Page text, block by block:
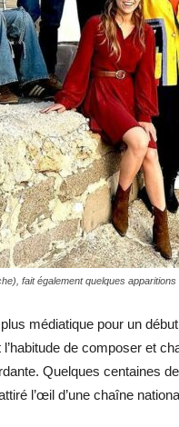
fait également quelques
médiatique pour un
de composer et
Quelques centaines
l’œil d’une chaîne